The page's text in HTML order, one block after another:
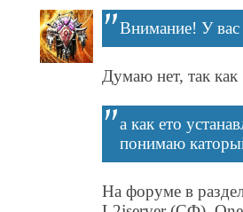
Внимание! У вас
Думаю нет, так
а как ето
понимаю
На форуме в